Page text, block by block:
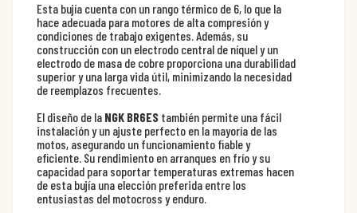
Esta bujía cuenta con un rango térmico de 6, lo que la
hace adecuada para motores de alta compresión y
condiciones de trabajo exigentes. Además, su
construcción con un electrodo central de níquel y un
electrodo de masa de cobre proporciona una durabilidad
superior y una larga vida útil, minimizando la necesidad
de reemplazos frecuentes.
El diseño de la NGK BR6ES también permite una fácil
instalación y un ajuste perfecto en la mayoría de las
motos, asegurando un funcionamiento fiable y
eficiente. Su rendimiento en arranques en frío y su
capacidad para soportar temperaturas extremas hacen
de esta bujía una elección preferida entre los
entusiastas del motocross y enduro.